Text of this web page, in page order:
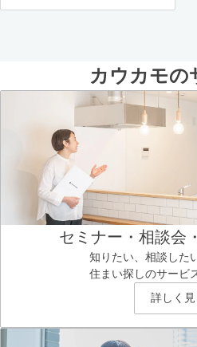
カウカモの
セミナー・相談会
知りたい、相談した
住まい探しのサービ
詳しく見